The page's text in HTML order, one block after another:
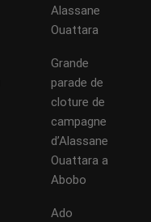
Alassane
Ouattara
Grande
parade de
cloture de
campagne
d’Alassane
Ouattara a
Abobo
Ado